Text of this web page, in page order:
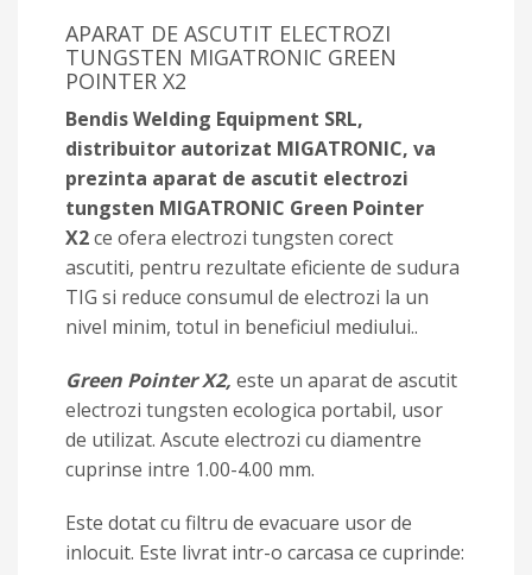
APARAT DE ASCUTIT ELECTROZI
TUNGSTEN MIGATRONIC GREEN
POINTER X2
Bendis Welding Equipment SRL,
distribuitor autorizat MIGATRONIC, va
prezinta aparat de ascutit electrozi
tungsten MIGATRONIC Green Pointer
X2ce ofera electrozi tungsten corect
ascutiti, pentru rezultate eficiente de sudura
TIG si reduce consumul de electrozi la un
nivel minim, totul in beneficiul mediului..
Green Pointer X2, este un aparat de ascutit
electrozi tungsten ecologica portabil, usor
de utilizat. Ascute electrozi cu diamentre
cuprinse intre 1.00-4.00 mm.
Este dotat cu filtru de evacuare usor de
inlocuit. Este livrat intr-o carcasa ce cuprinde: